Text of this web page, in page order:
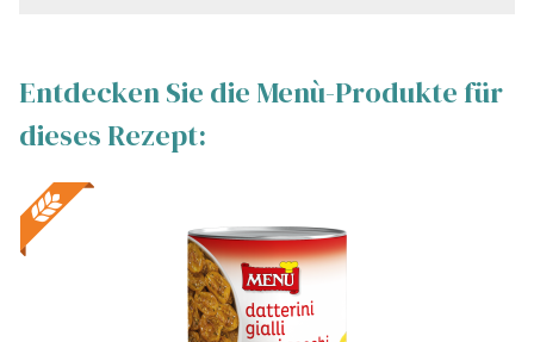
Entdecken Sie die Menù-Produkte für
dieses Rezept: